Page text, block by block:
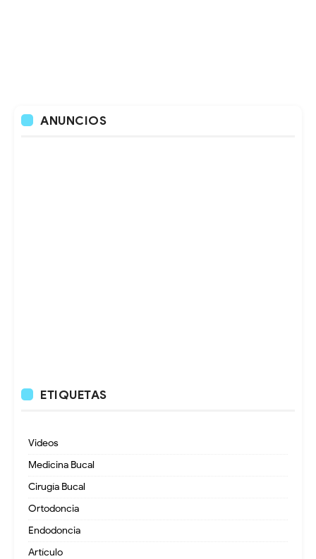
ANUNCIOS
ETIQUETAS
Videos
Medicina Bucal
Cirugía Bucal
Ortodoncia
Endodoncia
Artículo